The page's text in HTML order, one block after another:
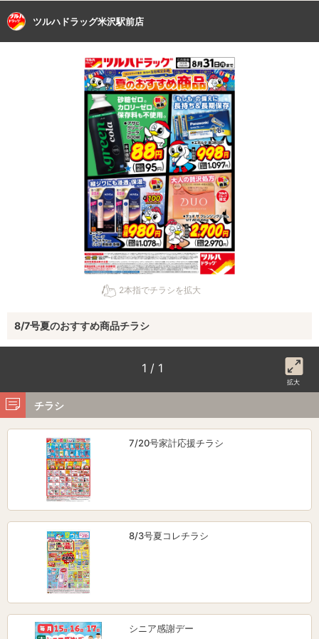
ツルハドラッグ米沢駅前店
2本指でチラシを拡大
8/7号夏のおすすめ商品チラシ
1 / 1
拡大
チラシ
7/20号家計応援チラシ
8/3号夏コレチラシ
シニア感謝デー